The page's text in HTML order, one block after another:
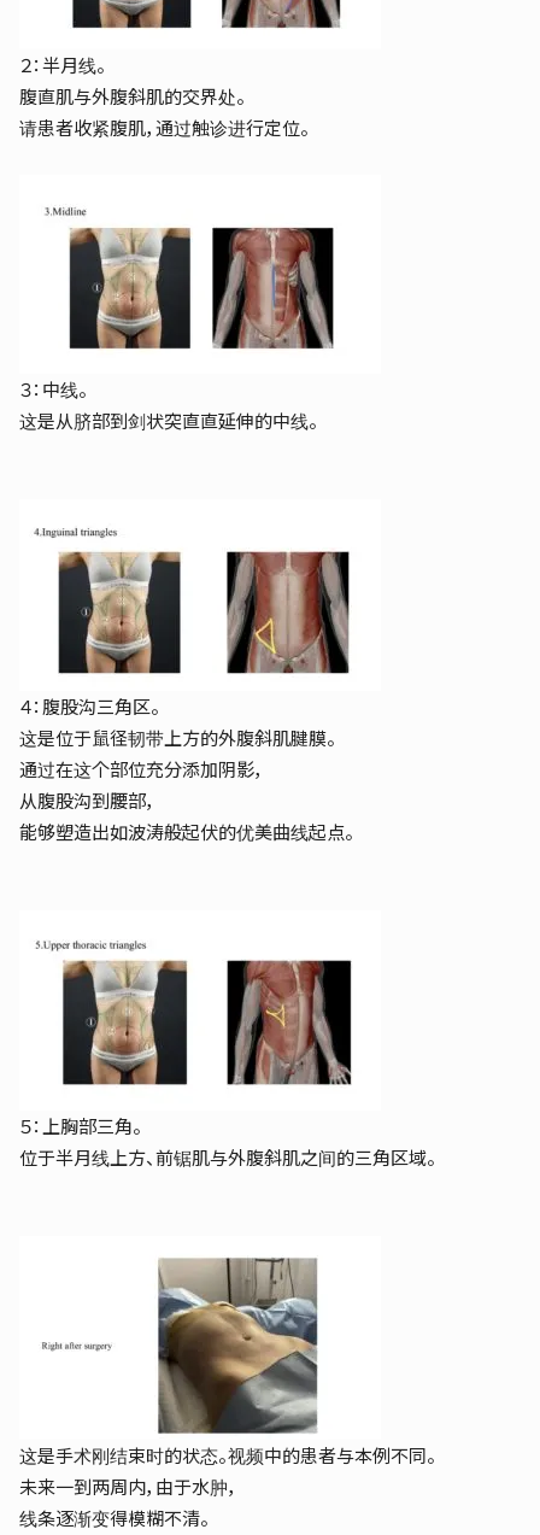
２：半月线。
腹直肌与外腹斜肌的交界处。
请患者收紧腹肌，通过触诊进行定位。
３：中线。
这是从脐部到剑状突直直延伸的中线。
４：腹股沟三角区。
这是位于鼠径韧带上方的外腹斜肌腱膜。
通过在这个部位充分添加阴影，
从腹股沟到腰部，
能够塑造出如波涛般起伏的优美曲线起点。
５：上胸部三角。
位于半月线上方、前锯肌与外腹斜肌之间的三角区域。
这是手术刚结束时的状态。视频中的患者与本例不同。
未来一到两周内，由于水肿，
线条逐渐变得模糊不清。